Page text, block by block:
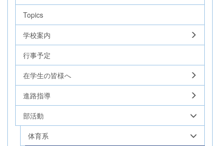
Topics
学校案内
行事予定
在学生の皆様へ
進路指導
部活動
体育系